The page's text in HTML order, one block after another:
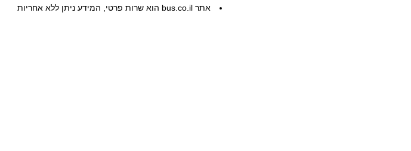
אתר bus.co.il הוא שרות פרטי, המידע ניתן ללא אחריות